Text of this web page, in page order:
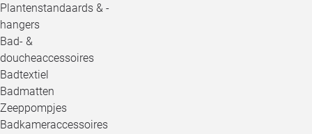
Plantenstandaards & -
hangers
Bad- &
doucheaccessoires
Badtextiel
Badmatten
Zeeppompjes
Badkameraccessoires